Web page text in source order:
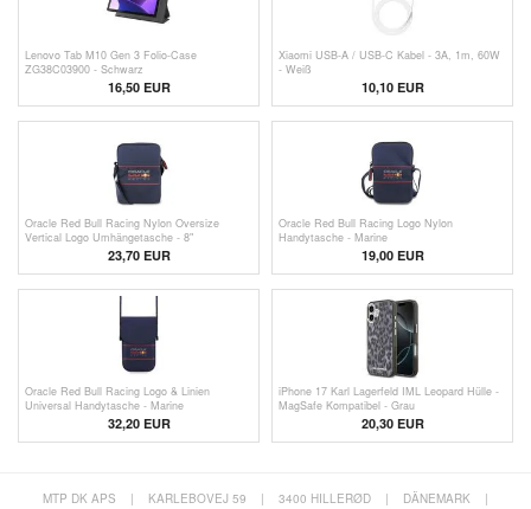
Lenovo Tab M10 Gen 3 Folio-Case
ZG38C03900 - Schwarz
16,50 EUR
Xiaomi USB-A / USB-C Kabel - 3A, 1m, 60W
- Weiß
10,10 EUR
Oracle Red Bull Racing Nylon Oversize
Vertical Logo Umhängetasche - 8"
23,70EUR
Oracle Red Bull Racing Logo Nylon
Handytasche - Marine
19,00EUR
Oracle Red Bull Racing Logo & Linien
Universal Handytasche - Marine
32,20EUR
iPhone 17 Karl Lagerfeld IML Leopard Hülle -
MagSafe Kompatibel - Grau
20,30EUR
MTP DK APS | KARLEBOVEJ 59 | 3400 HILLERØD | DÄNEMARK
|